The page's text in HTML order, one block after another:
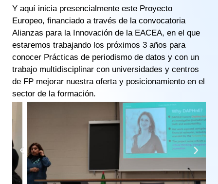
Y aquí inicia presencialmente este Proyecto
Europeo, financiado a través de la convocatoria
Alianzas para la Innovación de la EACEA, en el que
estaremos trabajando los próximos 3 años para
conocer Prácticas de periodismo de datos y con un
trabajo multidisciplinar con universidades y centros
de FP mejorar nuestra oferta y posicionamiento en el
sector de la formación.